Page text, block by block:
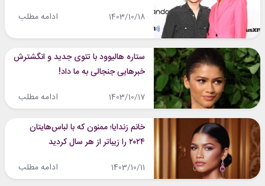
1403/10/18 ادامه مطلب
ستاره هالیوود با تتوی جدید و انگشترش
خبرهایی جنجالی به ما داد!
1403/10/17 ادامه مطلب
خانم زندایا؛ ممنون که با لباس‌هایتان
۲۰۲۴ را زیباتر از هر سال کردید
1403/10/11 ادامه مطلب